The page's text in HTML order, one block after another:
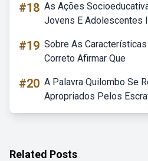
#18 As Ações
Jovens E Adolescentes
#19 Sobre As
Correto Afirmar Que
#20 A Palavra Quilombo Se
Apropriados Pelos
Related Posts